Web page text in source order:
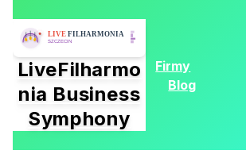
LiveFilharmo
nia Business
Symphony
Firmy
Blog